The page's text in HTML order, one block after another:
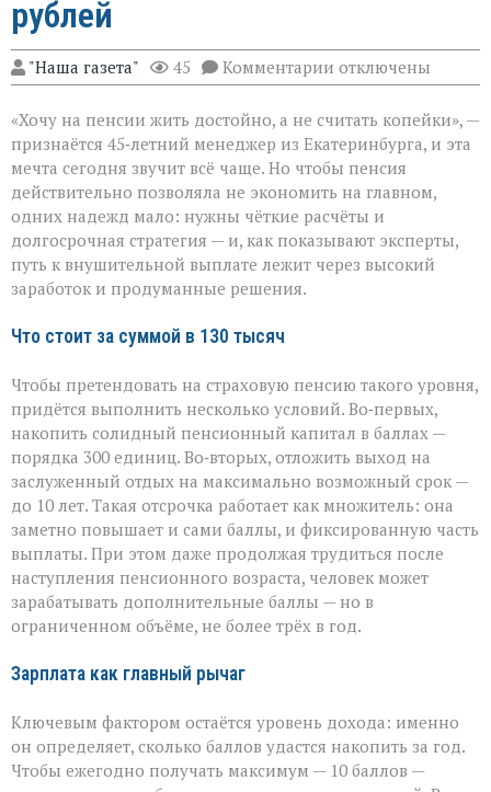
рублей
"Наша газета" 45 Комментарии к
записи
мечты:
что
нужно,
чтобы
получать
130
тысяч
рублей
отключены
«Хочу на пенсии жить достойно, а не считать копейки», —
признаётся 45‑летний менеджер из Екатеринбурга, и эта
мечта сегодня звучит всё чаще. Но чтобы пенсия
действительно позволяла не экономить на главном,
одних надежд мало: нужны чёткие расчёты и
долгосрочная стратегия — и, как показывают эксперты,
путь к внушительной выплате лежит через высокий
заработок и продуманные решения.
Что стоит за суммой в 130 тысяч
Чтобы претендовать на страховую пенсию такого уровня,
придётся выполнить несколько условий. Во‑первых,
накопить солидный пенсионный капитал в баллах —
порядка 300 единиц. Во‑вторых, отложить выход на
заслуженный отдых на максимально возможный срок —
до 10 лет. Такая отсрочка работает как множитель: она
заметно повышает и сами баллы, и фиксированную часть
выплаты. При этом даже продолжая трудиться после
наступления пенсионного возраста, человек может
зарабатывать дополнительные баллы — но в
ограниченном объёме, не более трёх в год.
Зарплата как главный рычаг
Ключевым фактором остаётся уровень дохода: именно
он определяет, сколько баллов удастся накопить за год.
Чтобы ежегодно получать максимум — 10 баллов —